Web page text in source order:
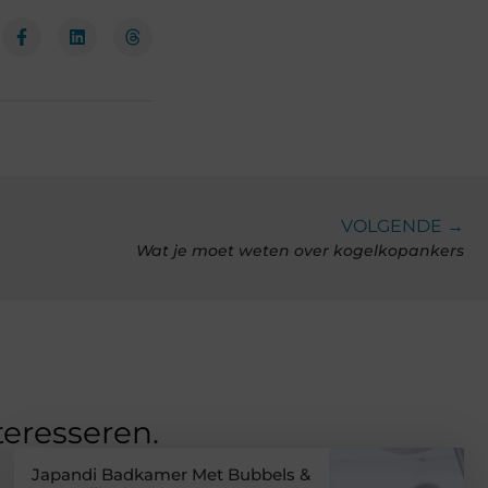
VOLGENDE →
Wat je moet weten over kogelkopankers
Japandi Badkamer Met Bubbels &